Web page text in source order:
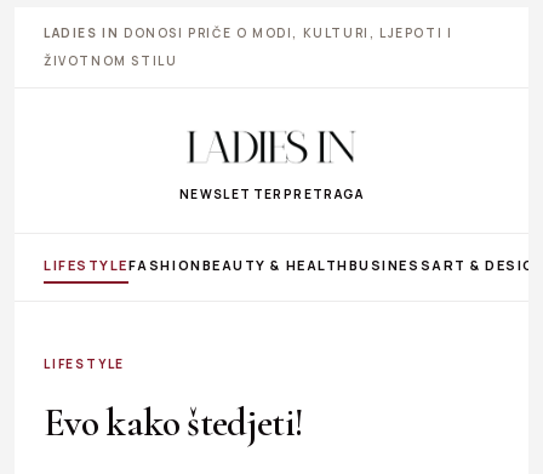
LADIES IN DONOSI PRIČE O MODI, KULTURI, LJEPOTI I
ŽIVOTNOM STILU
NEWSLETTER PRETRAGA
LIFESTYLEFASHIONBEAUTY & HEALTHBUSINESS ART &
LIFESTYLE
Evo kako štedjeti!